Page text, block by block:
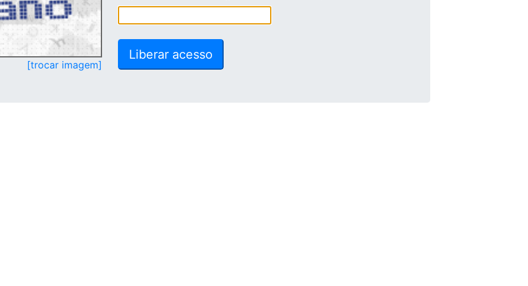
[trocar imagem]